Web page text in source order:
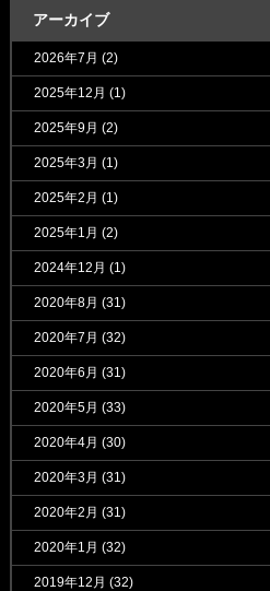
アーカイブ
2026年7月 (2)
2025年12月 (1)
2025年9月 (2)
2025年3月 (1)
2025年2月 (1)
2025年1月 (2)
2024年12月 (1)
2020年8月 (31)
2020年7月 (32)
2020年6月 (31)
2020年5月 (33)
2020年4月 (30)
2020年3月 (31)
2020年2月 (31)
2020年1月 (32)
2019年12月 (32)